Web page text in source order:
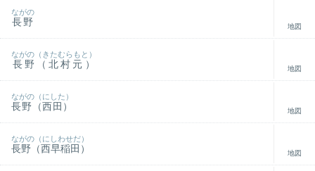
長野
ながの
地図
長野（北村元）
ながの（きたむらもと）
地図
長野（西田）
ながの（にした）
地図
長野（西早稲田）
ながの（にしわせだ）
地図